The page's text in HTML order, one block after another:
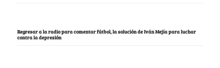
Regresar a la radio para comentar fútbol, la solución de Iván Mejía para luchar
contra la depresión